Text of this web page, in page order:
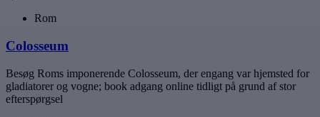
Rom
Colosseum
Besøg Roms imponerende Colosseum, der engang var hjemsted for
gladiatorer og vogne; book adgang online tidligt på grund af stor
efterspørgsel